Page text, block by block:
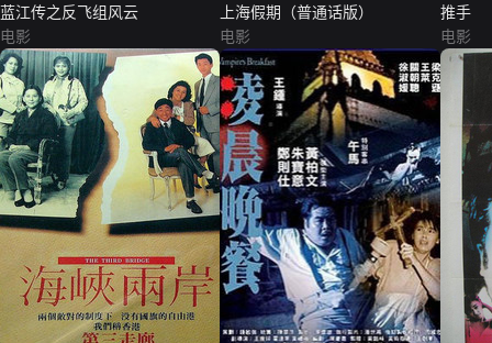
蓝江传之反飞组风云
电影
上海假期（普通话版）
电影
推手
电影